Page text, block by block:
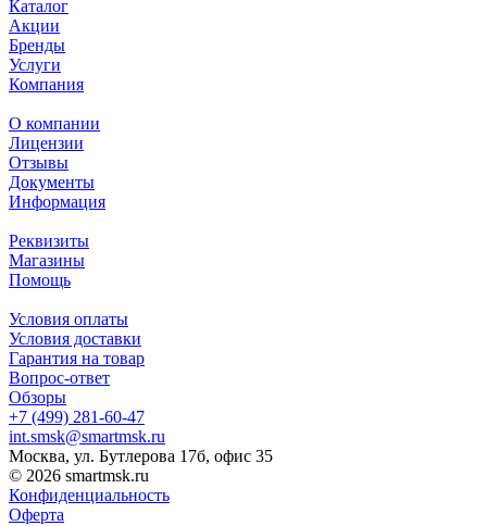
Каталог
Акции
Бренды
Услуги
Компания
О компании
Лицензии
Отзывы
Документы
Информация
Реквизиты
Магазины
Помощь
Условия оплаты
Условия доставки
Гарантия на товар
Вопрос-ответ
Обзоры
+7 (499) 281-60-47
int.smsk@smartmsk.ru
Москва, ул. Бутлерова 17б, офис 35
© 2026 smartmsk.ru
Конфиденциальность
Оферта